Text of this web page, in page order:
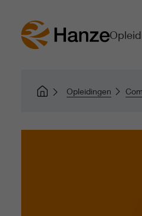
Opleidingen